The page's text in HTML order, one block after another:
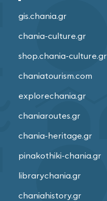
gis.chania.gr
chania-culture.gr
shop.chania-culture.gr
chaniatourism.com
explorechania.gr
chaniaroutes.gr
chania-heritage.gr
pinakothiki-chania.gr
librarychania.gr
chaniahistory.gr